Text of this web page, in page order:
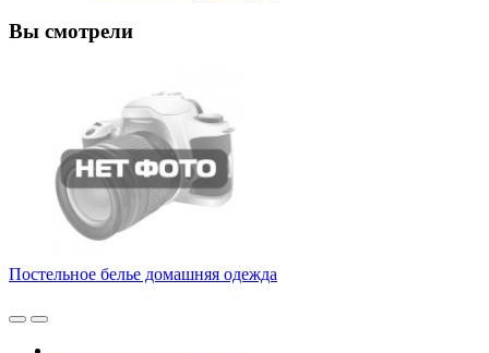
Вы смотрели
Постельное белье домашняя одежда